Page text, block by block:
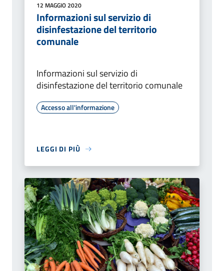
12 MAGGIO 2020
Informazioni sul servizio di
disinfestazione del territorio
comunale
Informazioni sul servizio di
disinfestazione del territorio comunale
Accesso all'informazione
LEGGI DI PIÙ